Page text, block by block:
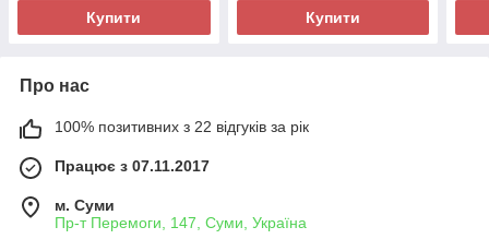
Купити Купити
Про нас
100% позитивних з 22 відгуків за рік
Працює з 07.11.2017
м. Суми
Пр-т Перемоги, 147, Суми, Україна